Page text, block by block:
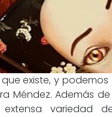
existe, y
Méndez. Además
variedad